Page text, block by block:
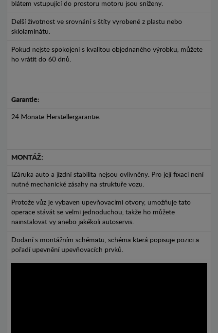
blátem vstupující do prostoru motoru jsou sníženy.
Delší životnost ve srovnání s štíty vyrobené z plastu nebo
sklolaminátu.
Pokud nejste spokojeni s kvalitou objednaného výrobku, můžete
ho vrátit do 60 dnů.
Garantie:
24 Monate Herstellergarantie.
MONTÁŽ:
IZáruka auto a jízdní stabilita nejsou ovlivněny. Pro její fixaci není
nutné mechanické zásahy na struktuře vozu.
Protože vůz je vybaven upevňovacími otvory, umožňuje tato
operace stávát se velmi jednoduchou, takže ho můžete
nainstalovat vy anebo jakékoli autoservis.
Dodaní s montážním schématu, schéma která popisuje pozici a
pořadí upevnění upevňovacích prvků.